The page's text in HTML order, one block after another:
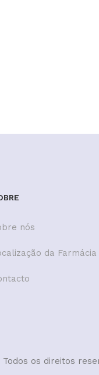
nós
da Farmácia
Todos os direitos